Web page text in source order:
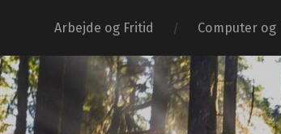
Arbejde og Fritid Computer og